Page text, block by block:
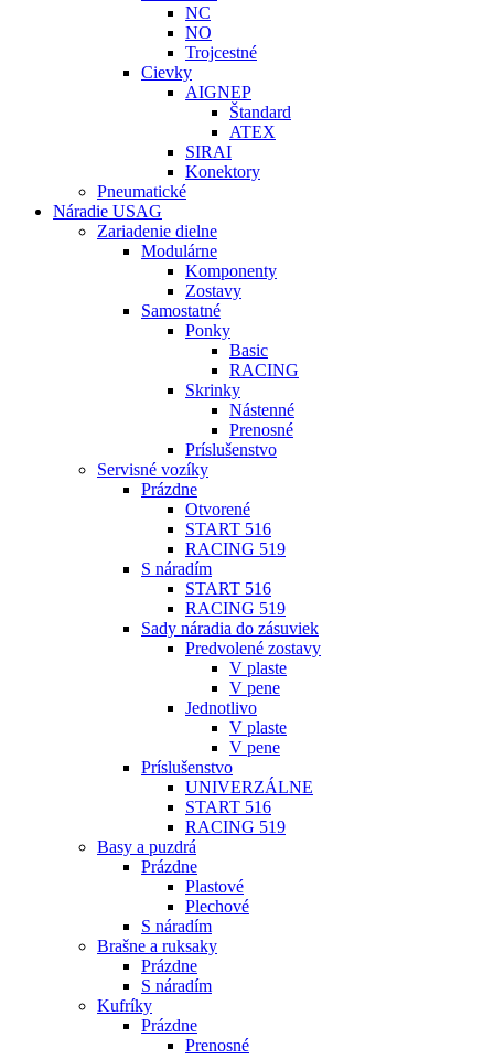
NC
NO
Trojcestné
Cievky
AIGNEP
Štandard
ATEX
SIRAI
Konektory
Pneumatické
Náradie USAG
Zariadenie dielne
Modulárne
Komponenty
Zostavy
Samostatné
Ponky
Basic
RACING
Skrinky
Nástenné
Prenosné
Príslušenstvo
Servisné vozíky
Prázdne
Otvorené
START 516
RACING 519
S náradím
START 516
RACING 519
Sady náradia do zásuviek
Predvolené zostavy
V plaste
V pene
Jednotlivo
V plaste
V pene
Príslušenstvo
UNIVERZÁLNE
START 516
RACING 519
Basy a puzdrá
Prázdne
Plastové
Plechové
S náradím
Brašne a ruksaky
Prázdne
S náradím
Kufríky
Prázdne
Prenosné